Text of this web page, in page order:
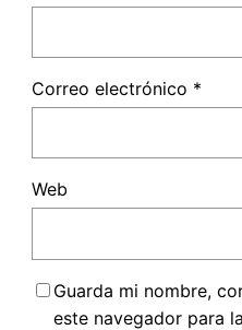
Correo electrónico *
Web
Guarda mi nombre,
este navegador para